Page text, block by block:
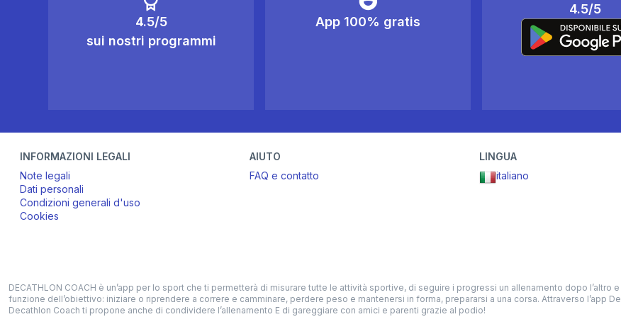
4.5/5
sui nostri programmi
App 100% gratis
4.5/5
INFORMAZIONI LEGALI
Note legali
Dati personali
Condizioni generali d'uso
Cookies
AIUTO
FAQ e contatto
LINGUA
italiano
DECATHLON COACH è un’app per lo sport che ti permetterà di misurare tutte le attività sportive, di seguire i progressi un allenamento dopo
funzione dell’obiettivo: iniziare o riprendere a correre e camminare, perdere peso e mantenersi in forma, prepararsi a una corsa. Attraverso l’app
Decathlon Coach ti propone anche di condividere l’allenamento E di gareggiare con amici e parenti grazie al podio!